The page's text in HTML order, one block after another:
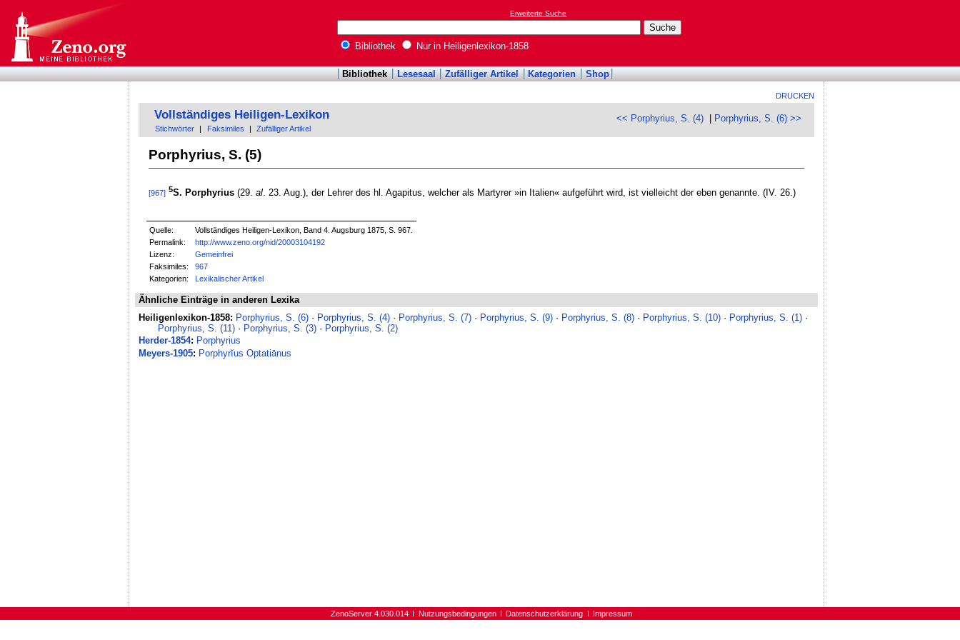
Erweiterte Suche
Bibliothek Nur in Heiligenlexikon-1858
Bibliothek Lesesaal Zufälliger Artikel Kategorien Shop
DRUCKEN
<< Porphyrius, S. (4) Porphyrius, S. (6) >>
Vollständiges Heiligen-Lexikon
Stichwörter Faksimiles Zufälliger Artikel
Porphyrius, S. (5)
[967] 5S. Porphyrius(29. al. 23. Aug.), der Lehrer des hl. Agapitus, welcher als Martyrer »in Italien« aufgeführt wird, ist vielleicht der eben genannte. (IV. 26.)
Quelle:
Vollständiges Heiligen-Lexikon, Band 4. Augsburg 1875, S. 967.
Permalink:
http://www.zeno.org/nid/20003104192
Lizenz:
Gemeinfrei
Faksimiles:
967
Kategorien:
Lexikalischer Artikel
Ähnliche Einträge in anderen Lexika
Heiligenlexikon-1858: Porphyrius, S. (6) · Porphyrius, S. (4) · Porphyrius, S. (7) · Porphyrius, S. (9) · Porphyrius, S. (8) · Porphyrius, S. (10) · Porphyrius, S. (1) ·
Porphyrius, S. (11)· Porphyrius, S. (3)· Porphyrius, S. (2)
Herder-1854: Porphyrius
Meyers-1905: Porphyrĭus Optatiānus
ZenoServer 4.030.014 Nutzungsbedingungen Datenschutzerklärung Impressum